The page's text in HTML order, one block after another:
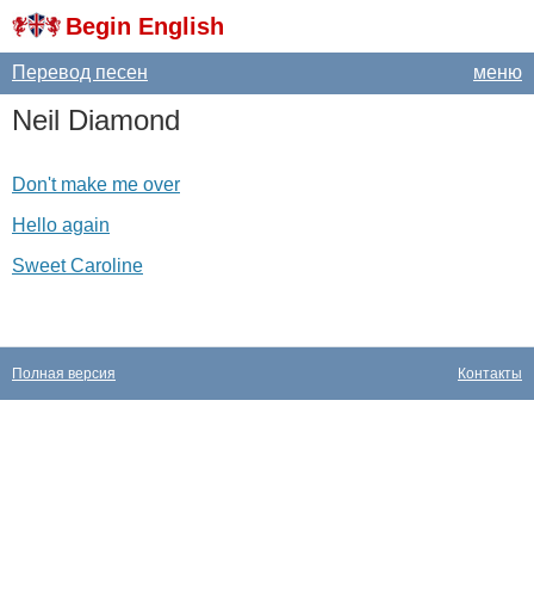
Begin English
меню
Перевод песен
Neil Diamond
Don't make me over
Hello again
Sweet Caroline
Контакты
Полная версия